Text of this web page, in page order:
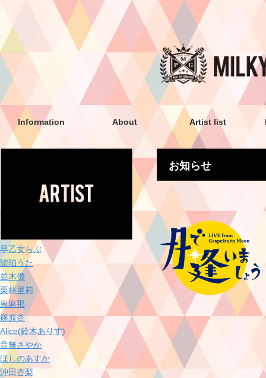
Information About Artist list
お知らせ
早乙女らぶ
琥珀うた
並木優
栗林里莉
泉麻那
篠原杏
Alice(鈴木ありす)
音無さやか
ほしのあすか
沖田杏梨